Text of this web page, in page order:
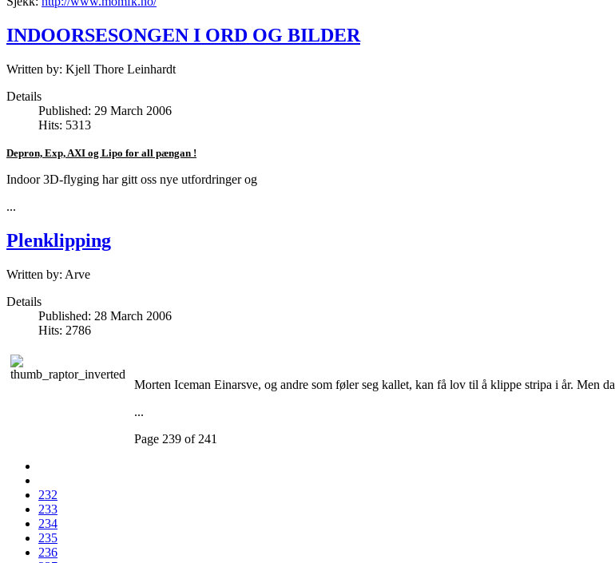
INDOORSESONGEN I ORD OG BILDER
Written by: Kjell Thore Leinhardt
Details
Published: 29 March 2006
Hits: 5313
Depron, Exp, AXI og Lipo for all pængan !
Indoor 3D-flyging har gitt oss nye utfordringer og
...
Plenklipping
Written by: Arve
Details
Published: 28 March 2006
Hits: 2786
Morten Iceman Einarsve, og andre som føler seg kallet, kan få lov til å klippe stripa i år. Men da
...
Page 239 of 241
232
233
234
235
236